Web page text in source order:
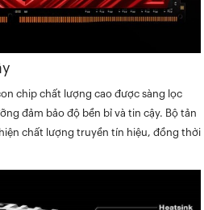
chip chất lượng cao được sàng lọc
đảm bảo độ bền bỉ và tin cậy. Bộ tản
chất lượng truyền tín hiệu, đồng thời